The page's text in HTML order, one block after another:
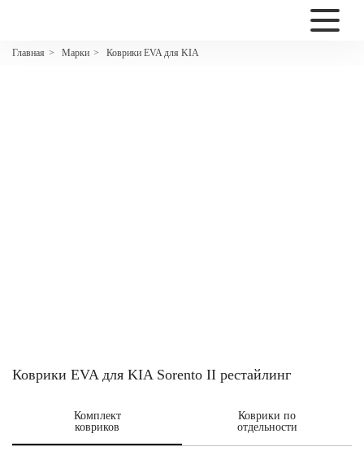
Главная > Марки > Коврики EVA для KIA
2200
Коврики EVA для KIA Sorento II рестайлинг
Комплект
ковриков
Коврики по
отдельности